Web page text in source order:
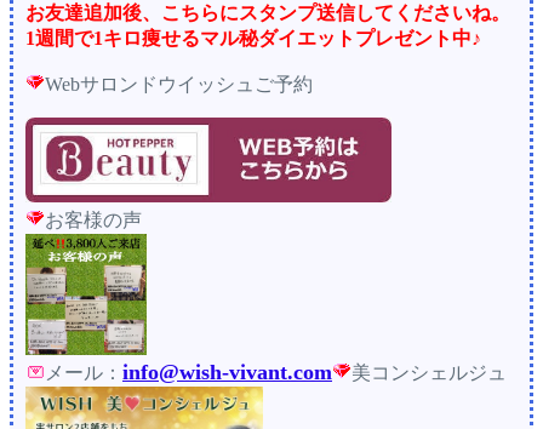
お友達追加後、こちらにスタンプ送信してくださいね。
1週間で1キロ痩せるマル秘ダイエットプレゼント中♪
Webサロンドウイッシュご予約
お客様の声
メール： info@wish-vivant.com 美コンシェルジュ